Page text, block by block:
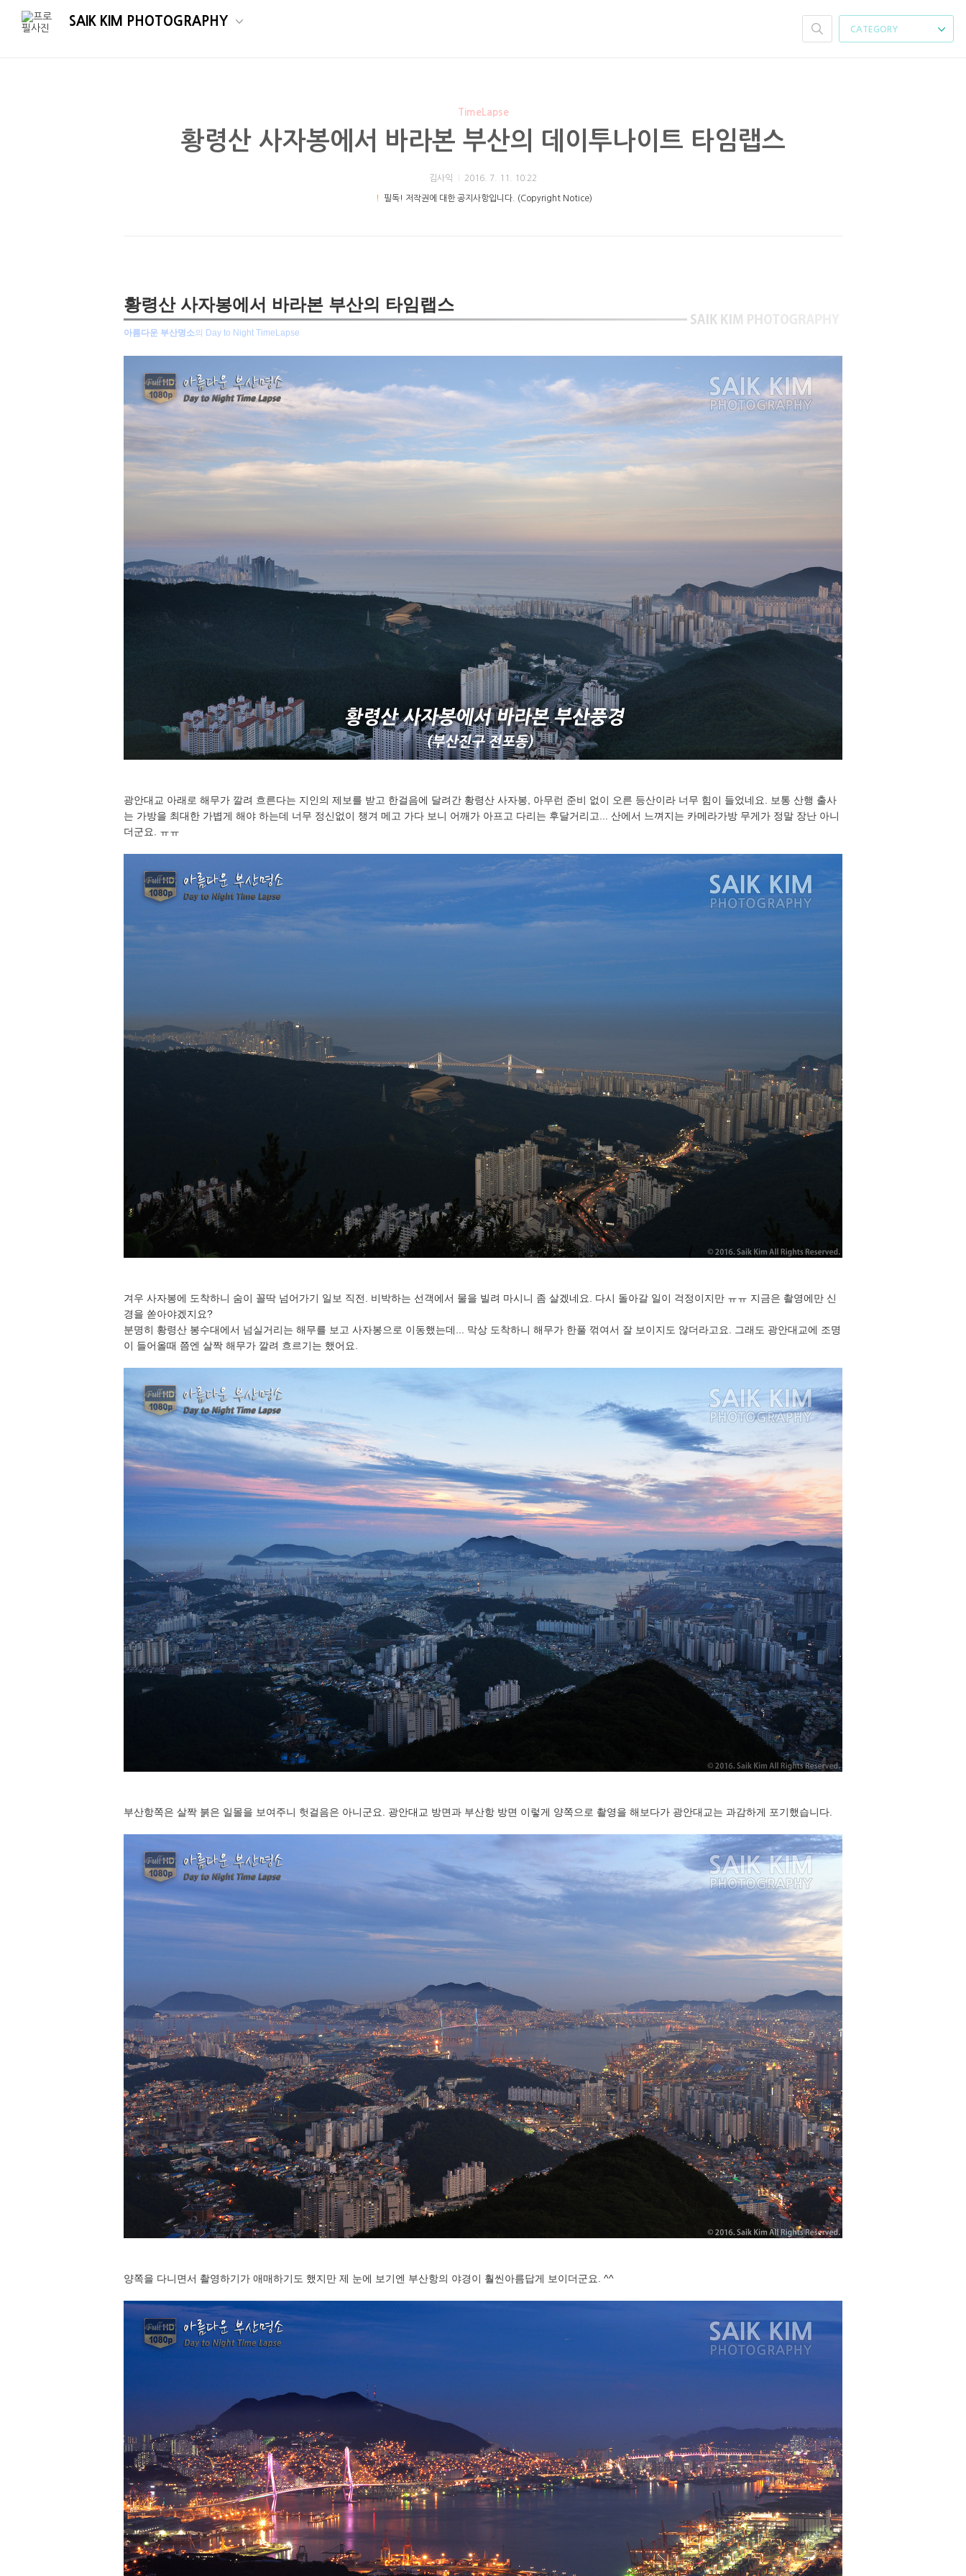
SAIK KIM PHOTOGRAPHY
CATEGORY
TimeLapse
황령산 사자봉에서 바라본 부산의 데이투나이트 타임랩스
김사익 2016. 7. 11. 10:22
！ 필독! 저작권에 대한 공지사항입니다. (Copyright Notice)
황령산 사자봉에서 바라본 부산의 타임랩스
아름다운 부산명소의 Day to Night TimeLapse
광안대교 아래로 해무가 깔려 흐른다는 지인의 제보를 받고 한걸음에 달려간 황령산 사자봉, 아무런 준비 없이 오른 등산이라 너무 힘이 들었네요. 보통 산행 출사
는 가방을 최대한 가볍게 해야 하는데 너무 정신없이 챙겨 메고 가다 보니 어깨가 아프고 다리는 후달거리고... 산에서 느껴지는 카메라가방 무게가 정말 장난 아니
더군요. ㅠㅠ
겨우 사자봉에 도착하니 숨이 꼴딱 넘어가기 일보 직전. 비박하는 선객에서 물을 빌려 마시니 좀 살겠네요. 다시 돌아갈 일이 걱정이지만 ㅠㅠ 지금은 촬영에만 신
경을 쏟아야겠지요?
분명히 황령산 봉수대에서 넘실거리는 해무를 보고 사자봉으로 이동했는데... 막상 도착하니 해무가 한풀 꺾여서 잘 보이지도 않더라고요. 그래도 광안대교에 조명
이 들어올때 쯤엔 살짝 해무가 깔려 흐르기는 했어요.
부산항쪽은 살짝 붉은 일몰을 보여주니 헛걸음은 아니군요. 광안대교 방면과 부산항 방면 이렇게 양쪽으로 촬영을 해보다가 광안대교는 과감하게 포기했습니다.
양쪽을 다니면서 촬영하기가 애매하기도 했지만 제 눈에 보기엔 부산항의 야경이 훨씬아름답게 보이더군요. ^^